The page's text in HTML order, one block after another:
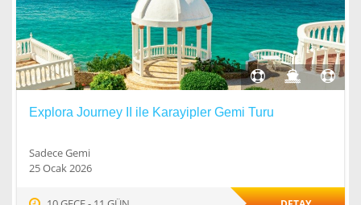
Explora Journey II ile Karayipler Gemi Turu
Sadece Gemi
25 Ocak 2026